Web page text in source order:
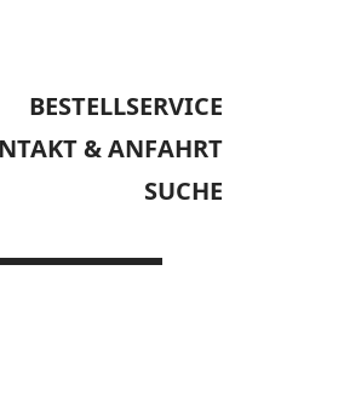
BESTELLSERVICE
& ANFAHRT
SUCHE